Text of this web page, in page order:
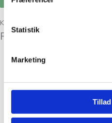
Statistik
Marketing
Kunder købte også
Relaterede varer
Filcolana Arwetta i 80 %
(superwash-behandlet) og
Arwetta Classic